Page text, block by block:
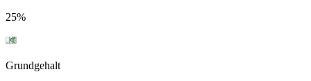
25%
Grundgehalt